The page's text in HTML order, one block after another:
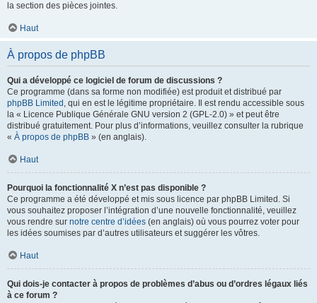
la section des pièces jointes.
Haut
À propos de phpBB
Qui a développé ce logiciel de forum de discussions ?
Ce programme (dans sa forme non modifiée) est produit et distribué par
phpBB Limited , qui en est le légitime propriétaire. Il est rendu accessible sous
la « Licence Publique Générale GNU version 2 (GPL-2.0) » et peut être
distribué gratuitement. Pour plus d’informations, veuillez consulter la rubrique
« À propos de phpBB » (en anglais).
Haut
Pourquoi la fonctionnalité X n’est pas disponible ?
Ce programme a été développé et mis sous licence par phpBB Limited. Si
vous souhaitez proposer l’intégration d’une nouvelle fonctionnalité, veuillez
vous rendre sur notre centre d’idées (en anglais) où vous pourrez voter pour
les idées soumises par d’autres utilisateurs et suggérer les vôtres.
Haut
Qui dois-je contacter à propos de problèmes d’abus ou d’ordres légaux liés
à ce forum ?